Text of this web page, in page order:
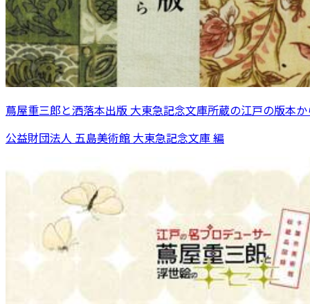
蔦屋重三郎と洒落本出版 大東急記念文庫所蔵の江戸の版本
公益財団法人 五島美術館 大東急記念文庫 編